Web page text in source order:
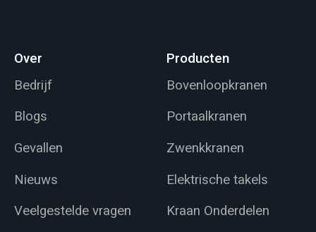
hijstoepassingen.
Over
Bedrijf
Blogs
Gevallen
Nieuws
Veelgestelde vragen
Producten
Bovenloopkranen
Portaalkranen
Zwenkkranen
Elektrische takels
Kraan Onderdelen